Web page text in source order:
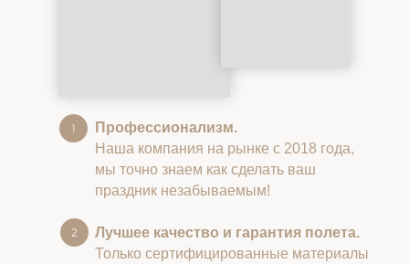
Профессионализм.
Наша компания на рынке с 2018 года,
мы точно знаем как сделать ваш
праздник незабываемым!
Лучшее качество и гарантия полета.
Только сертифицированные материалы